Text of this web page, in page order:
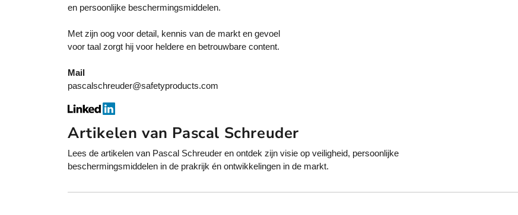
en persoonlijke beschermingsmiddelen.
Met zijn oog voor detail, kennis van de markt en gevoel
voor taal zorgt hij voor heldere en betrouwbare content.
Mail
pascalschreuder@safetyproducts.com
Artikelen van Pascal Schreuder
Lees de artikelen van Pascal Schreuder en ontdek zijn visie op veiligheid, persoonlijke
beschermingsmiddelen in de prakrijk én ontwikkelingen in de markt.